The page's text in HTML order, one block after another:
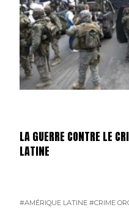
LA GUERRE CONTRE LE
LATINE
#AMÉRIQUE LATINE #CRIME